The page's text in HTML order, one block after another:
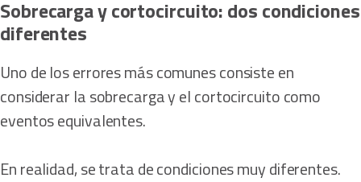
Sobrecarga y cortocircuito: dos condiciones
diferentes
Uno de los errores más comunes consiste en
considerar la sobrecarga y el cortocircuito como
eventos equivalentes.
En realidad, se trata de condiciones muy diferentes.